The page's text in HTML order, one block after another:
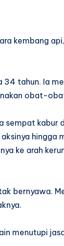
kembang
34 tahun. Ia
obat-
sempat kabur
hingga
ke arah
bernyawa.
menutupi